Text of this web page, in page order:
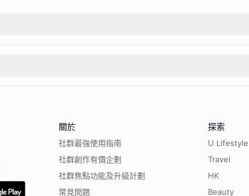
關於
社群最強使用指南
社群創作有價企劃
社群焦點功能及升級計劃
常見問題
探索
U Lifestyle
Travel
HK
Beauty